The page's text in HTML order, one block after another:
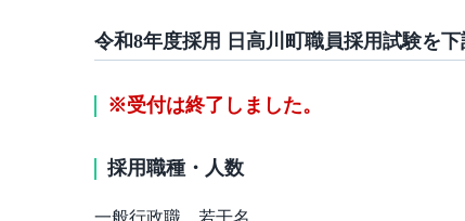
令和8年度採用 日高川町職員採用試験を下
※受付は終了しました。
採用職種・人数
一般行政職 若干名